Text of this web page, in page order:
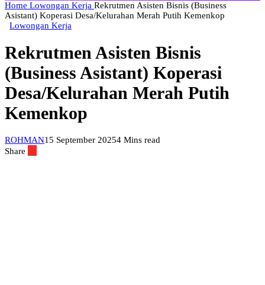
Home Lowongan Kerja Rekrutmen Asisten Bisnis (Business
Asistant) Koperasi Desa/Kelurahan Merah Putih Kemenkop
Lowongan Kerja
Rekrutmen Asisten Bisnis
(Business Asistant) Koperasi
Desa/Kelurahan Merah Putih
Kemenkop
ROHMAN15 September 20254 Mins read
Share